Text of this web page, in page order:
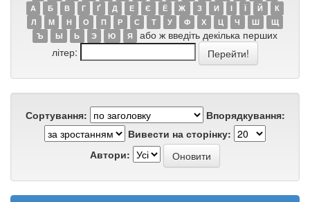
А
Б В Г Ґ Д Е Є Ё Ж З И І Ї Й
К
Л
М Н О П Р С Т У Ф Х Ц Ч Ш
Щ
Ъ
Ы Ь Э Ю Я
або ж введіть декілька перших
літер:
Сортування:
Впорядкування:
Вивести на сторінку:
Автори: